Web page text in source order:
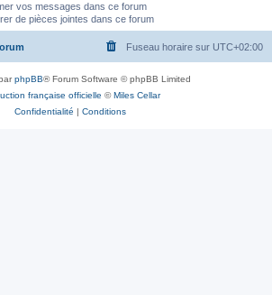
vos messages dans ce forum
de pièces jointes dans ce forum
Fuseau horaire sur UTC+02:00
phpBB® Forum Software © phpBB Limited
française officielle ©Miles Cellar
Confidentialité | Conditions